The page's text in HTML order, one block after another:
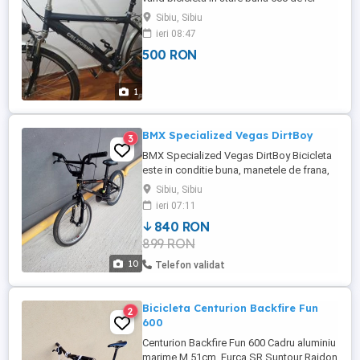
1
vand pat masaj 300 si 500 de lei
Sibiu, Sibiu
ieri 08:47
500 RON
10
3 BMX Specialized Vegas DirtBoy
BMX Specialized Vegas DirtBoy Bicicleta
este in conditie buna, manetele de frana,
mansoanele si anvelopa spate sunt noi,
restul componentelor sunt originale.
Cadru cromoly, roti 20" frane giroscopice
fata spate. Specifications Drivetrain
Bottom Bracket Specialized Chain KMC
Z510HX, 1 2 x 1 8inch Cassette ...
Sibiu, Sibiu
ieri 07:11
840 RON
899 RON
Telefon validat
2
Bicicleta Centurion Backfire Fun
600
Centurion Backfire Fun 600 Cadru aluminiu
marime M 51cm. Furca SR Suntour Raidon